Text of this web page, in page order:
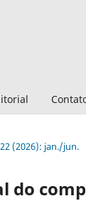
(2026): jan./jun.
do